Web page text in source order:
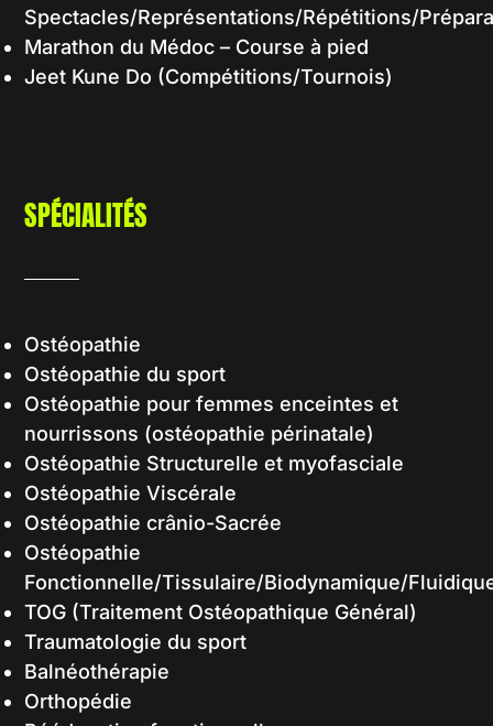
Spectacles/Représentations/Répétitions/
Marathon du Médoc – Course à pied
Jeet Kune Do (Compétitions/Tournois)
SPÉCIALITÉS
Ostéopathie
Ostéopathie du sport
Ostéopathie pour femmes enceintes et
nourrissons (ostéopathie périnatale)
Ostéopathie Structurelle et myofasciale
Ostéopathie Viscérale
Ostéopathie crânio-Sacrée
Ostéopathie
Fonctionnelle/Tissulaire/Biodynamique/
TOG (Traitement Ostéopathique Général)
Traumatologie du sport
Balnéothérapie
Orthopédie